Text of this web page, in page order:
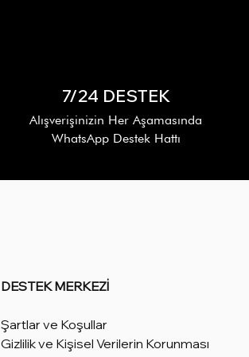
7/24 DESTEK
Alışverişinizin Her Aşamasında
WhatsApp Destek Hattı
DESTEK MERKEZİ
Şartlar ve Koşullar
Gizlilik ve Kişisel Verilerin Korunması